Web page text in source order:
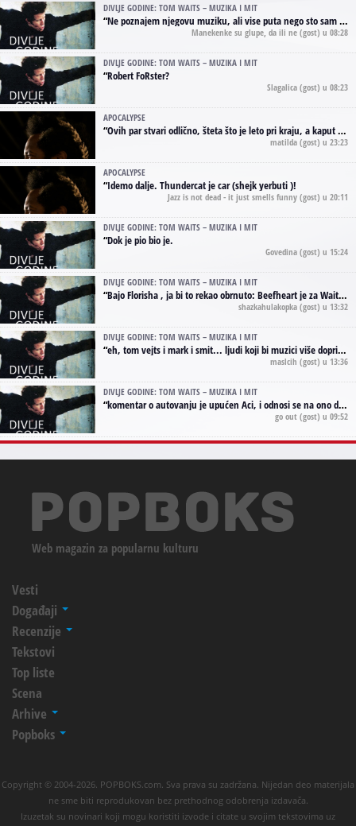
DIVLJE GODINE: TOM WAITS – MUZIKA I MIT
“Ne poznajem njegovu muziku, ali vise puta nego sto sam to zazeleo gledao sam njegove umjetnicke slike na raznim stranama interneta. Te stoga zakljucujem da je Tom Waits Lady Gaga muzike namrstenih, ma
Manekenke su glupe, da ili ne (gost) u 08:28
DIVLJE GODINE: TOM WAITS – MUZIKA I MIT
“Robert FoRster?
Slagalica (gost) u 08:23
APOCALYPSE
“Ovih par stvari odlično, šteta što je leto pri kraju, a kaput koji te vervoatno podseća na pirotski ćilim je iz tradicije Navaho indijanaca ;)
matilda (gost) u 23:23
APOCALYPSE
“Idemo dalje. Thundercat je car (shejk yerbuti )!
Jazz is not dead - it just smells funny (gost) u 20:11
DIVLJE GODINE: TOM WAITS – MUZIKA I MIT
“Dok je pio bio je.
Govedina (gost) u 15:24
DIVLJE GODINE: TOM WAITS – MUZIKA I MIT
“Bajo Florisha , ja bi to rekao obrnuto: Beefheart je za Waitsa, isto sto i Hendrix za Lenny Kravitza
shazkahulakopka (gost) u 13:32
DIVLJE GODINE: TOM WAITS – MUZIKA I MIT
“eh, tom vejts i mark i smit... ljudi koji bi muzici više doprineli da su radili kao vozači tramvaja u gsp-u.
maslcih (gost) u 13:36
DIVLJE GODINE: TOM WAITS – MUZIKA I MIT
“komentar o autovanju je upućen Aci, i odnosi se na ono drugo autovanje...'senzualnost Waitsa' ;)
go out (gost) u 09:52
Web magazin za popularnu kulturu
Vesti
Događaji
Recenzije
Tekstovi
Top liste
Scena
Arhive
Popboks
Copyright © 2004-2026. POPBOKS.com. Sva prava su zadržana. Nijedan deo materijala
ne sme biti reprodukovan bez prethodnog odobrenja izdavača.
Izuzetak su novinari koji mogu koristiti izvode i citate u svojim tekstovima uz